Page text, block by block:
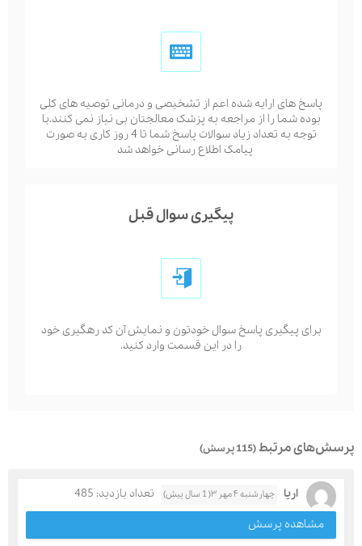
پاسخ های ارایه شده اعم از تشخیصی و درمانی توصیه های کلی
بوده شما را از مراجعه به پزشک معالجتان بی نیاز نمی کنند.با
توجه به تعداد زیاد سوالات پاسخ شما تا 4 روز کاری به صورت
پیامک اطلاع رسانی خواهد شد
پیگیری سوال قبل
برای پیگیری پاسخ سوال خودتون و نمایش آن کد رهگیری خود
را در این قسمت وارد کنید.
پرسش‌های مرتبط(115 پرسش)
اریا چهارشنبه ۴ مهر ۳( 1 سال پیش)
تعداد بازدید: 485
مشاهده پرسش